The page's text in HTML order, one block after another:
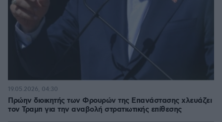
Πρώην διοικητής των Φρουρών της Επανάστασης χλευάζει
τον Τραμπ για την αναβολή στρατιωτικής επίθεσης
19.05.2026, 04:30